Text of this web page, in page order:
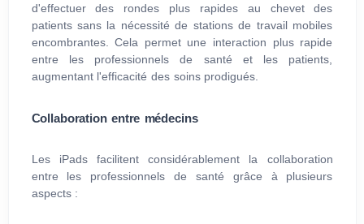
d'effectuer des rondes plus rapides au chevet des
patients sans la nécessité de stations de travail mobiles
encombrantes. Cela permet une interaction plus rapide
entre les professionnels de santé et les patients,
augmentant l'efficacité des soins prodigués.
Collaboration entre médecins
Les iPads facilitent considérablement la collaboration
entre les professionnels de santé grâce à plusieurs
aspects :